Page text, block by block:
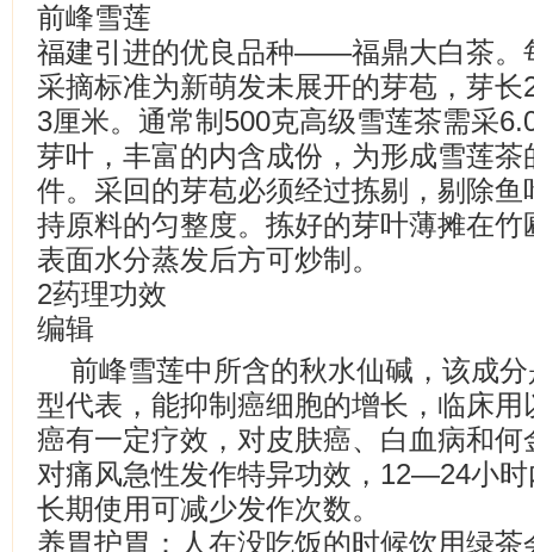
前峰雪莲
福建引进的优良品种——福鼎大白茶。
采摘标准为新萌发未展开的芽苞，芽
3厘米。通常制500克高级雪莲茶需采
芽叶，丰富的内含成份，为形成雪莲
件。采回的芽苞必须经过拣剔，剔除
持原料的匀整度。拣好的芽叶薄摊在
表面水分蒸发后方可炒制。
2药理功效
编辑
前峰雪莲中所含的秋水仙碱，该成
型代表，能抑制癌细胞的增长，临床
癌有一定疗效，对皮肤癌、白血病和
对痛风急性发作特异功效，12—24小
长期使用可减少发作次数。
养胃护胃：人在没吃饭的时候饮用绿